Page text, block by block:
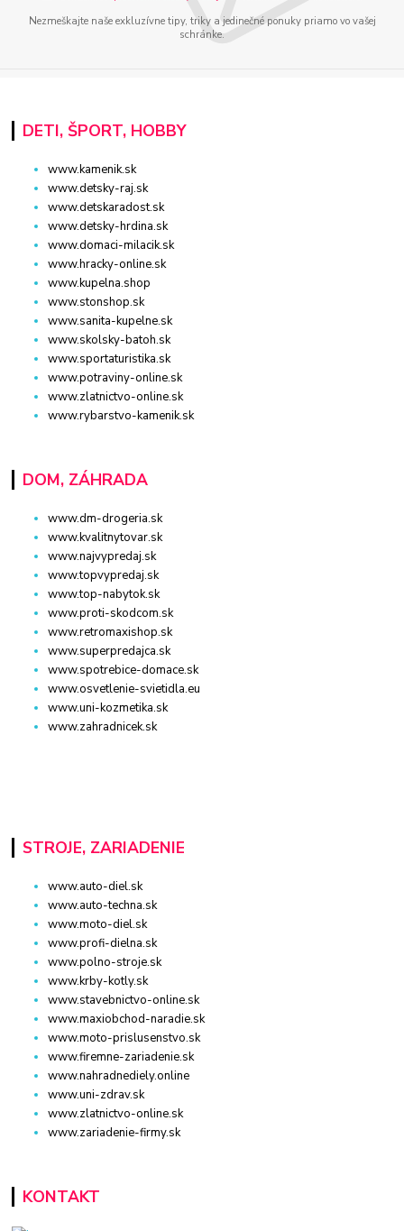
Nezmeškajte naše exkluzívne tipy, triky a jedinečné ponuky priamo vo vašej
schránke.
DETI, ŠPORT, HOBBY
www.kamenik.sk
www.detsky-raj.sk
www.detskaradost.sk
www.detsky-hrdina.sk
www.domaci-milacik.sk
www.hracky-online.sk
www.kupelna.shop
www.stonshop.sk
www.sanita-kupelne.sk
www.skolsky-batoh.sk
www.sportaturistika.sk
www.potraviny-online.sk
www.zlatnictvo-online.sk
www.rybarstvo-kamenik.sk
DOM, ZÁHRADA
www.dm-drogeria.sk
www.kvalitnytovar.sk
www.najvypredaj.sk
www.topvypredaj.sk
www.top-nabytok.sk
www.proti-skodcom.sk
www.retromaxishop.sk
www.superpredajca.sk
www.spotrebice-domace.sk
www.osvetlenie-svietidla.eu
www.uni-kozmetika.sk
www.zahradnicek.sk
STROJE, ZARIADENIE
www.auto-diel.sk
www.auto-techna.sk
www.moto-diel.sk
www.profi-dielna.sk
www.polno-stroje.sk
www.krby-kotly.sk
www.stavebnictvo-online.sk
www.maxiobchod-naradie.sk
www.moto-prislusenstvo.sk
www.firemne-zariadenie.sk
www.nahradnediely.online
www.uni-zdrav.sk
www.zlatnictvo-online.sk
www.zariadenie-firmy.sk
KONTAKT